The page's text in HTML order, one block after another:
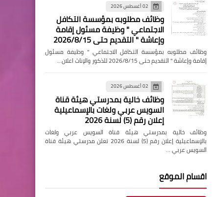
02 أغسطس 2026
وظائف مطلوبه بمؤسسة التكافل
الاجتماعي " وظيفة مسئول إقامة
وإعاشة " التقديم حتى 2026/8/15
وظائف مطلوبه بمؤسسة التكافل الاجتماعي " وظيفة مسئول
إقامة وإعاشة " التقديم حتى 2026/8/15 للذكور والإناث اعلان…
02 أغسطس 2026
وظائف خالية بمدرستي هيئة قناة
السويس عربي ولغات بالإسماعيلية
إعلان رقم (5) لسنة 2026
وظائف خالية بمدرستي هيئة قناة السويس عربي ولغات
بالإسماعيلية إعلان رقم (5) لسنة 2026 تعلن مدرستي هيئة قناة
السويس عربي …
اقسام الموقع